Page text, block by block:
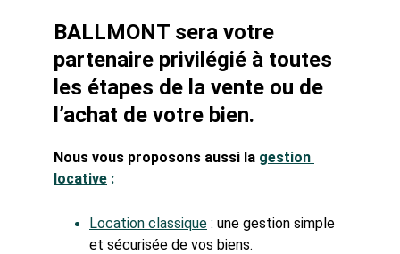
BALLMONT sera votre
partenaire privilégié à toutes
les étapes de la vente ou de
l’achat de votre bien.
Nous vous proposons aussi la gestion
locative :
Location classique : une gestion simple
et sécurisée de vos biens.